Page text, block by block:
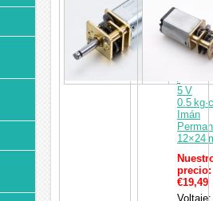
2
DC
con
/
5 V
0.5
Imán
12×24
precio:
€19,49
Voltaje: